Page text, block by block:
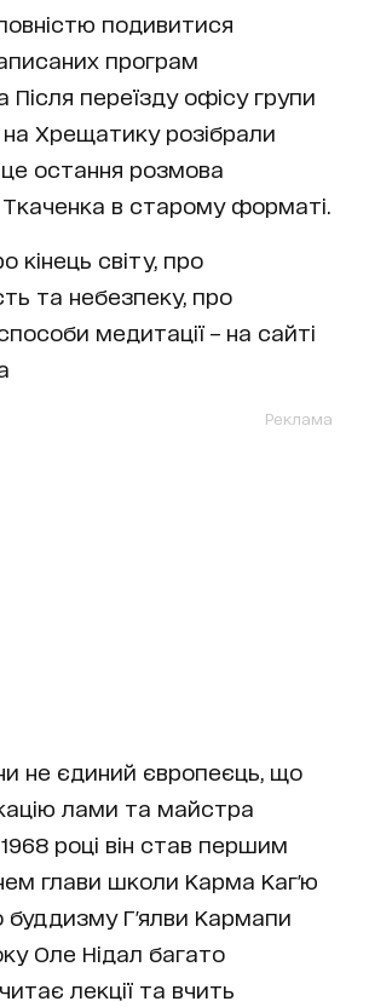
подивитися
програм
переїзду офісу групи
на Хрещатику розібрали
остання розмова
в старому форматі.
кінець світу, про
та небезпеку, про
медитації – на сайті
Реклама
не єдиний європеєць, що
лами та майстра
році він став першим
глави школи Карма Каг'ю
буддизму Г'ялви Кармапи
Оле Нідал багато
лекції та вчить